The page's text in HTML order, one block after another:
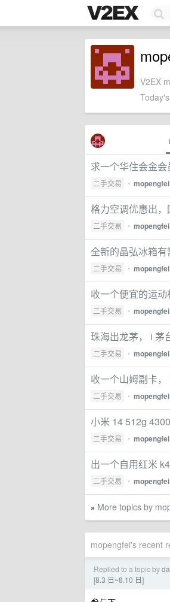
V2EX
求一个华住会金
二手交易 • mopengfei
格力空调优惠出
二手交易 • mopengfei
全新的晶弘冰箱有
二手交易 • mopengfei
收一个便宜的运动
二手交易 • mopengfei
珠海出龙茅， i 茅
二手交易 • mopengfei
收一个山姆副卡，
二手交易 • mopengfei
小米 14 512g
二手交易 • mopengfei
出一个自用红米
二手交易 • mopengfei
» More topics by
mopengfei's recent
Replied to a topic by
[8.3 日~8.10 日]